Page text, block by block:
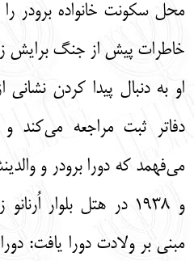
محل سکونت خانواده برودر
خاطرات پیش از جنگ برایش
او به دنبال پیدا کردن نشانی
دفاتر ثبت مراجعه می‌کند
و 1938 در هتل بلوار
مبنی بر ولادت دورا یافت: